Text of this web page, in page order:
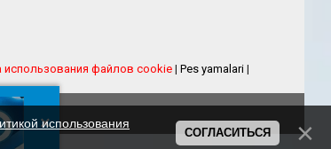
использования файлов cookie | Pes yamalari |
×
использования
СОГЛАСИТЬСЯ